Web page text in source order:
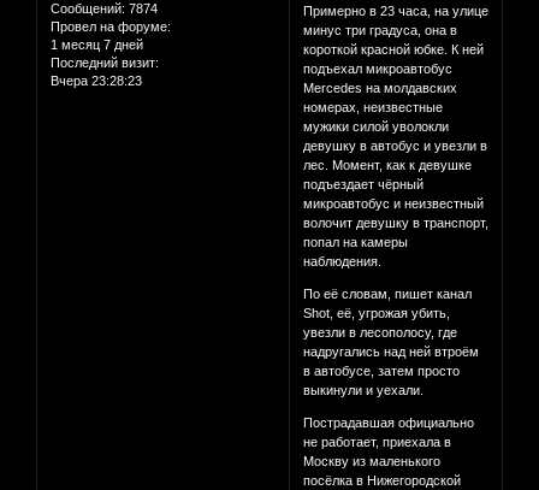
Сообщений: 7874
Провел на форуме:
1 месяц 7 дней
Последний визит:
Вчера 23:28:23
Примерно в 23 часа, на улице
минус три градуса, она в
короткой красной юбке. К ней
подъехал микроавтобус
Mercedes на молдавских
номерах, неизвестные
мужики силой уволокли
девушку в автобус и увезли в
лес. Момент, как к девушке
подъездает чёрный
микроавтобус и неизвестный
волочит девушку в транспорт,
попал на камеры
наблюдения.
По её словам, пишет канал
Shot, её, угрожая убить,
увезли в лесополосу, где
надругались над ней втроём
в автобусе, затем просто
выкинули и уехали.
Пострадавшая официально
не работает, приехала в
Москву из маленького
посёлка в Нижегородской